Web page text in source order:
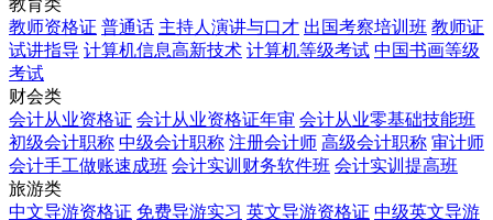
教育类
教师资格证 普通话 主持人演讲与口才 出国考察培训班 教师证
试讲指导 计算机信息高新技术 计算机等级考试 中国书画等级
考试
财会类
会计从业资格证 会计从业资格证年审 会计从业零基础技能班
初级会计职称 中级会计职称 注册会计师 高级会计职称 审计师
会计手工做账速成班 会计实训财务软件班 会计实训提高班
旅游类
中文导游资格证 免费导游实习 英文导游资格证 中级英文导游